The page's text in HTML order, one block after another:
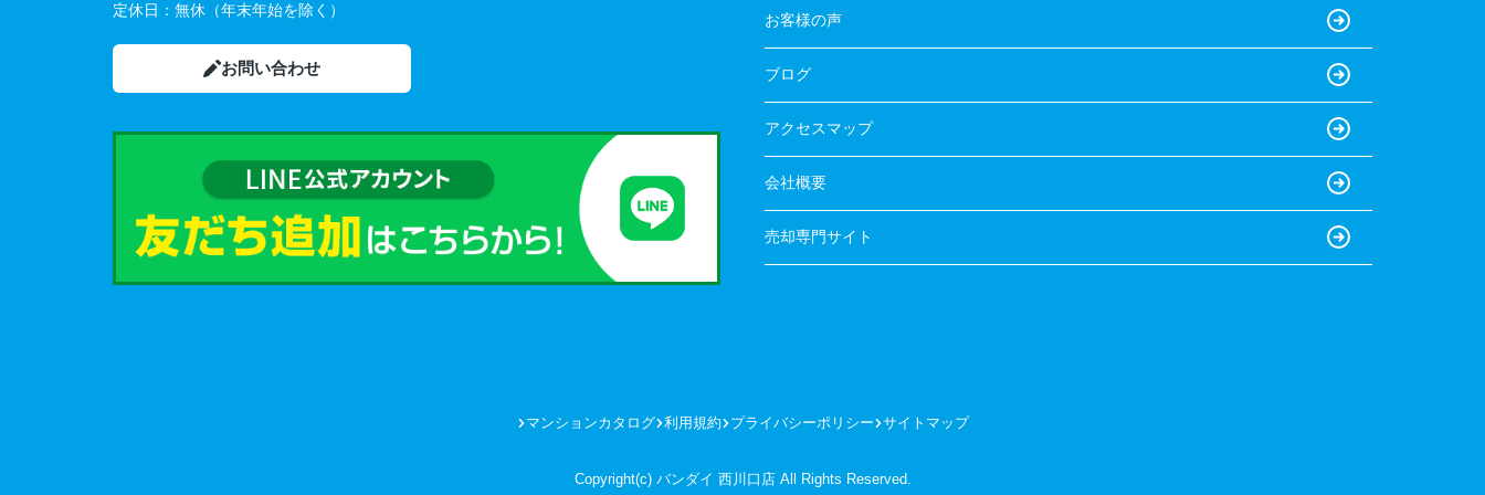
定休日： 無休（年末年始を除く）
お問い合わせ
お客様の声
ブログ
アクセスマップ
会社概要
売却専門サイト
マンションカタログ 利用規約 プライバシーポリシー サイトマップ
Copyright(c) バンダイ 西川口店 All Rights Reserved.